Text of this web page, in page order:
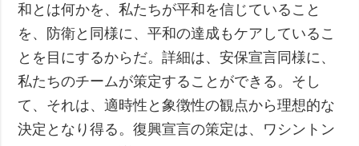
和とは何かを、私たちが平和を信じていること
を、防衛と同様に、平和の達成もケアしているこ
とを目にするからだ。詳細は、安保宣言同様に、
私たちのチームが策定することができる。そし
て、それは、適時性と象徴性の観点から理想的な
決定となり得る。復興宣言の策定は、ワシントン